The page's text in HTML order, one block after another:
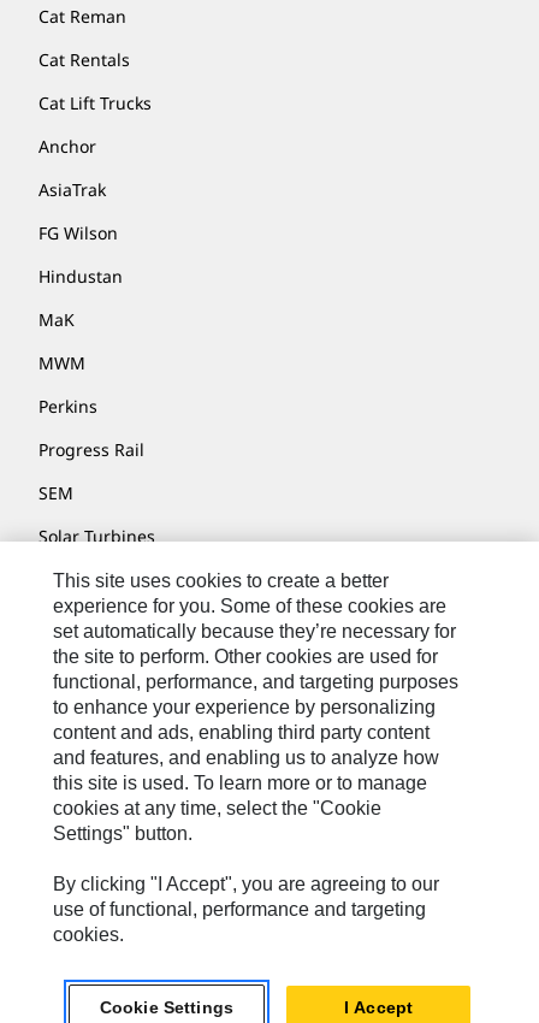
Cat Reman
Cat Rentals
Cat Lift Trucks
Anchor
AsiaTrak
FG Wilson
Hindustan
MaK
MWM
Perkins
Progress Rail
SEM
Solar Turbines
SPM Oil & Gas
Turner Powertrain Systems
Kontakt/Imprint
Sitemap
Cookie Settings
Rechtliche Hinweise
Datenschutzerklärung
Cat.com
Caterpillar © 2026. Alle Rechte vorbehalten.
This site uses cookies to create a better
experience for you. Some of these cookies are
set automatically because they’re necessary for
the site to perform. Other cookies are used for
functional, performance, and targeting purposes
to enhance your experience by personalizing
content and ads, enabling third party content
and features, and enabling us to analyze how
this site is used. To learn more or to manage
cookies at any time, select the "Cookie
Settings" button.
By clicking "I Accept", you are agreeing to our
use of functional, performance and targeting
cookies.
Cookie Settings I Accept